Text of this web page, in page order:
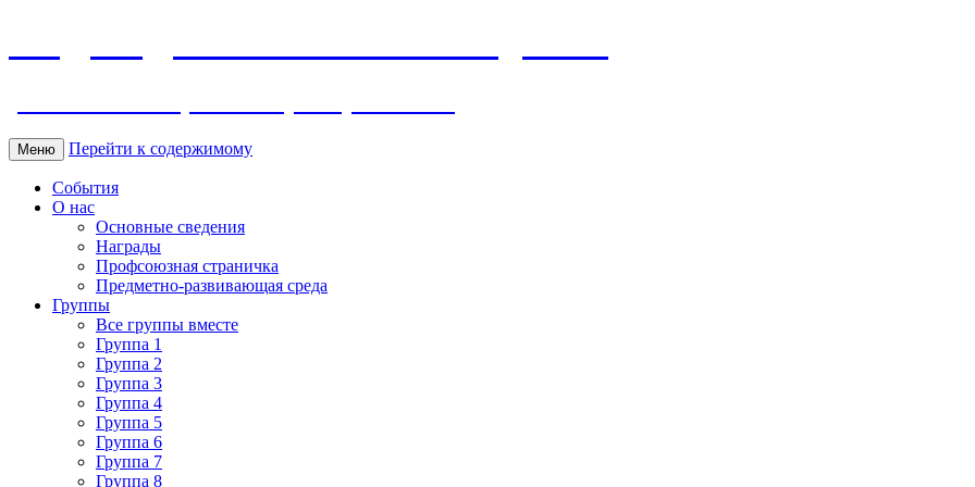
Меню Перейти к содержимому
События
О нас
Основные сведения
Награды
Профсоюзная страничка
Предметно-развивающая среда
Группы
Все группы вместе
Группа 1
Группа 2
Группа 3
Группа 4
Группа 5
Группа 6
Группа 7
Группа 8